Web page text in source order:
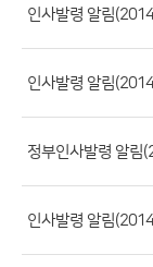
등
부
파
일,
인사발령 알림
인사발령 알림
정부인사발령 알림
인사발령 알림